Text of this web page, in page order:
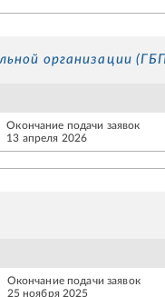
организации
Окончание подачи заявок
13 апреля 2026
Окончание подачи заявок
25 ноября 2025